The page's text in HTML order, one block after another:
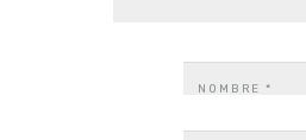
NOMBRE*